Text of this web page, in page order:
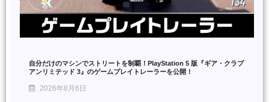
自分だけのマシンでストリートを制覇！PlayStation 5 版『ギア・クラブ
アンリミテッド 3』のゲームプレイトレーラーを公開！
2026年8月6日